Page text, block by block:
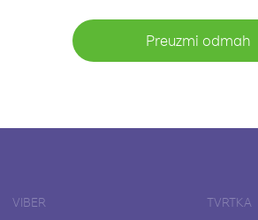
Preuzmi odmah
VIBER TVRTKA